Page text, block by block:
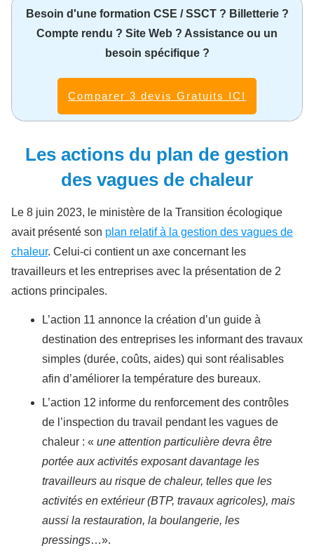
Besoin d'une formation CSE / SSCT ? Billetterie ?
Compte rendu ? Site Web ? Assistance ou un
besoin spécifique ?
Comparer 3 devis Gratuits ICI
Les actions du plan de gestion
des vagues de chaleur
Le 8 juin 2023, le ministère de la Transition écologique
avait présenté son plan relatif à la gestion des vagues de
chaleur. Celui-ci contient un axe concernant les
travailleurs et les entreprises avec la présentation de 2
actions principales.
L’action 11 annonce la création d’un guide à
destination des entreprises les informant des travaux
simples (durée, coûts, aides) qui sont réalisables
afin d’améliorer la température des bureaux.
L’action 12 informe du renforcement des contrôles
de l’inspection du travail pendant les vagues de
chaleur : « une attention particulière devra être
portée aux activités exposant davantage les
travailleurs au risque de chaleur, telles que les
activités en extérieur (BTP, travaux agricoles), mais
aussi la restauration, la boulangerie, les
pressings…».